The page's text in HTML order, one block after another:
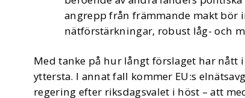
angrepp från främmande makt bör
nätförstärkningar, robust låg- och
Med tanke på hur långt förslaget har nått
yttersta. I annat fall kommer EU:s
regering efter riksdagsvalet i höst – att